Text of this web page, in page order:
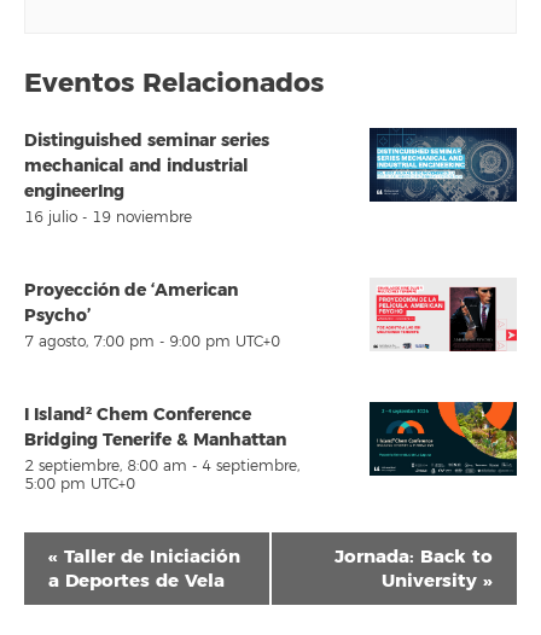
Eventos Relacionados
Distinguished seminar series
mechanical and industrial
engineerIng
16 julio - 19 noviembre
Proyección de ‘American
Psycho’
7 agosto, 7:00 pm - 9:00 pm UTC+0
I Island² Chem Conference
Bridging Tenerife & Manhattan
2 septiembre, 8:00 am - 4 septiembre,
5:00 pm UTC+0
Navegación
del
Evento
« Taller de Iniciación
a Deportes de Vela
Jornada: Back to
University »